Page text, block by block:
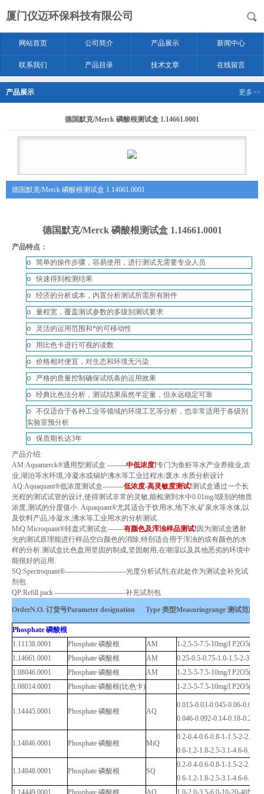
厦门仪迈环保科技有限公司
网站首页 公司简介 产品展示 新闻中心
联系我们 产品目录 技术文章 在线留言
产品展示 更多>>
德国默克/Merck 磷酸根测试盒 1.14661.0001
德国默克/Merck 磷酸根测试盒 1.14661.0001
德国默克/Merck 磷酸根测试盒 1.14661.0001
产品特点：
o 简单的操作步骤，容易使用，进行测试无需要专业人员
o快速得到检测结果
o 经济的分析成本，内置分析测试所需所有附件
o 量程宽，覆盖测试参数的多级别测试要求
o 灵活的运用范围和*的可移动性
o 用比色卡进行可视的读数
o 价格相对便宜，对生态和环境无污染
o 严格的质量控制确保试纸条的运用效果
o 经典比色法分析，测试结果虽然半定量，但永远稳定可靠
o 不仅适合于各种工业等领域的环境工艺等分析，也非常适用于各级别
实验室预分析
o 保质期长达3年
产品介绍:
AM:Aquamerck®通用型测试盒 --------中低浓度!专门为鱼虾等水产业养殖业 农
业 湖泊等水环境 冷凝水或锅炉沸水等工业过程水/废水 水质分析设计
AQ:Aquaquant®低浓度测试盒---------低浓度-高灵敏度测试!测试盒通过一个长
光程的测试试管的设计 使得测试非常的灵敏 能检测到水中0.01mg/l级别的物质
浓度 测试的分度值小 . Aquaquant®尤其适合于饮用水 地下水 矿泉水等水体 以
及饮料产品 冷凝水 沸水等工业用水的分析测试
MiQ:Microquant®转盘式测试盒-------有颜色及浑浊样品测试!因为测试盒透射
光的测试原理能进行样品空白颜色的消除 特别适合用于浑浊的或有颜色的水
样的分析 测试盒比色盘用坚固的制成 坚固耐用 在潮湿以及其他恶劣的环境中
能很好的运用
SQ:Spectroquant®--------------------------光度分析试剂 在此处作为测试盒补充试
剂包
QP:Refill pack ------------------------------补充试剂包
OrderN.O. 订货号Parameter designation Type 类型Measuringrange 测试范围
Phosphate 磷酸根
1.11138.0001
Phosphate 磷酸根 AM
1-2.5-5-7.5-10mg/l
1.14661.0001
Phosphate 磷酸根 AM
0.25-0.5-0.75-1.0-1.5-2-3mg/
1.08046.0001
Phosphate 磷酸根 AM
1-2.5-5-7.5-10mg/l
1.08014.0001
Phosphate 磷酸根(比色卡) 1-2.5-5-7.5-10mg/l
1.14445.0001 Phosphate 磷酸根 AQ
0.015-0.03-0.045-0.06-0.08-
0.046-0.092-0.14-0.18-0.25-
1.14846.0001 Phosphate 磷酸根 MiQ
0.2-0.4-0.6-0.8-1-1.5-2-2.5-
0.6-1.2-1.8-2.5-3.1-4.6-6.1-
1.14848.0001 Phosphate 磷酸根 SQ
0.2-0.4-0.6-0.8-1-1.5-2-2.5-
0.6-1.2-1.8-2.5-3.1-4.6-6.1-
1.14449.0001
Phosphate 磷酸根 AQ 1.0-2.0-3.5-6.0-10-20-40MG/